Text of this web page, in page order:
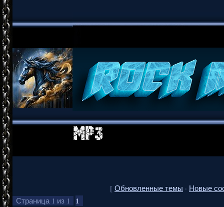
[ Обновленные темы · Новые
Страница 1 из 1 1